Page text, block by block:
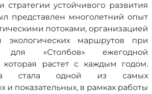
стратегии устойчивого развития
представлен многолетний опыт
потоками, организацией
экологических маршрутов при
для «Столбов» ежегодной
которая растет с каждым годом.
стала одной из самых
и показательных, в рамках работы